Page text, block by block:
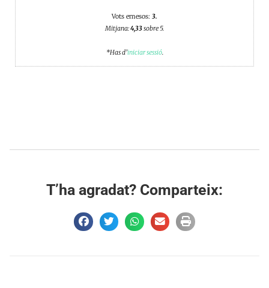
Vots emesos: 3.
Mitjana:4,33sobre 5.
*Has d’iniciar sessió.
T’ha agradat? Comparteix: